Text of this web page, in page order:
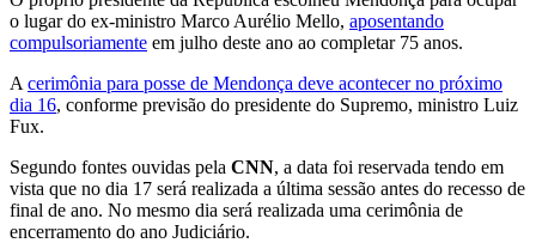
o lugar do ex-ministro Marco Aurélio Mello, aposentando
compulsoriamente em julho deste ano ao completar 75 anos.
A cerimônia para posse de Mendonça deve acontecer no próximo
dia 16, conforme previsão do presidente do Supremo, ministro Luiz
Fux.
Segundo fontes ouvidas pela CNN, a data foi reservada tendo em
vista que no dia 17 será realizada a última sessão antes do recesso de
final de ano. No mesmo dia será realizada uma cerimônia de
encerramento do ano Judiciário.